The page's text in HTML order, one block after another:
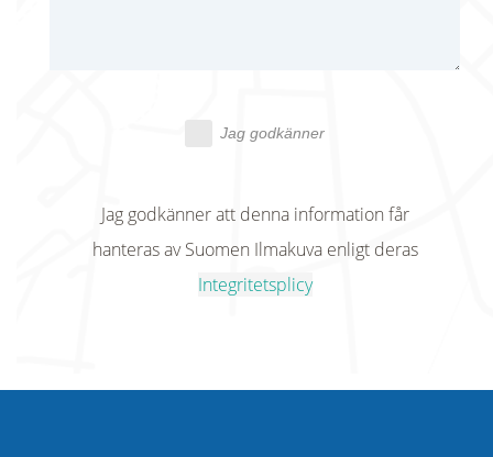
Jag godkänner
Jag godkänner att denna information får
hanteras av Suomen Ilmakuva enligt deras
Integritetsplicy